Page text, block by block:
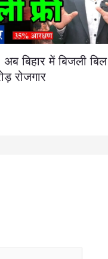
बिहार में बिजली बिल
रोजगार